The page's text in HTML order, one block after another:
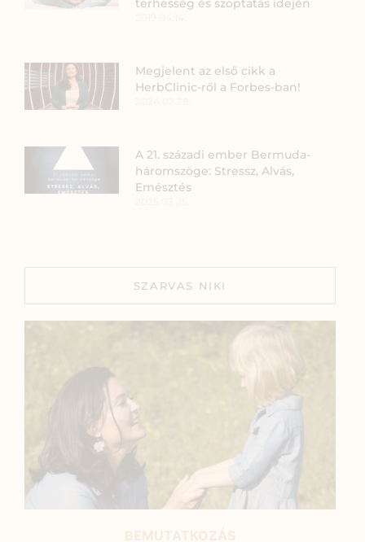
terhesség és szoptatás idején
Megjelent az első cikk a
HerbClinic-ről a Forbes-ban!
A 21. századi ember Bermuda-
háromszöge: Stressz, Alvás,
Emésztés
SZARVAS NIKI